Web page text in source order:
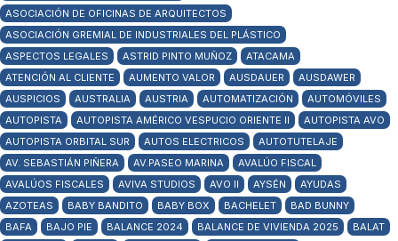
ASOCIACIÓN DE OFICINAS DE ARQUITECTOS
ASOCIACIÓN GREMIAL DE INDUSTRIALES DEL PLÁSTICO
ASPECTOS LEGALES
ASTRID PINTO MUÑOZ
ATACAMA
ATENCIÓN AL CLIENTE
AUMENTO VALOR AUSDAUER
AUSDAWER
AUSPICIOS
AUSTRALIA AUSTRIA AUTOMATIZACIÓN
AUTOMÓVILES
AUTOPISTA
AUTOPISTA AMÉRICO VESPUCIO ORIENTE II
AUTOPISTA AVO
AUTOPISTA ORBITAL SUR
AUTOS ELECTRICOS
AUTOTUTELAJE
AV. SEBASTIÁN PIÑERA
AV.PASEO MARINA
AVALÚO FISCAL
AVALÚOS FISCALES
AVIVA STUDIOS AVO II AYSÉN
AYUDAS
AZOTEAS
BABY BANDITO BABY BOX BACHELET
BAD BUNNY
BAFA
BAJO PIE BALANCE 2024 BALANCE DE VIVIENDA 2025
BALAT